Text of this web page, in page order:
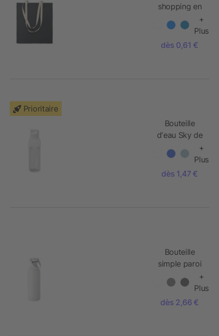
shopping en
+
Plus
dès 0,61 €
Prioritaire
Bouteille
d'eau Sky de
plastique
recyclé
+
Plus
dès 1,47 €
Bouteille
simple paroi
+
Plus
dès 2,66 €